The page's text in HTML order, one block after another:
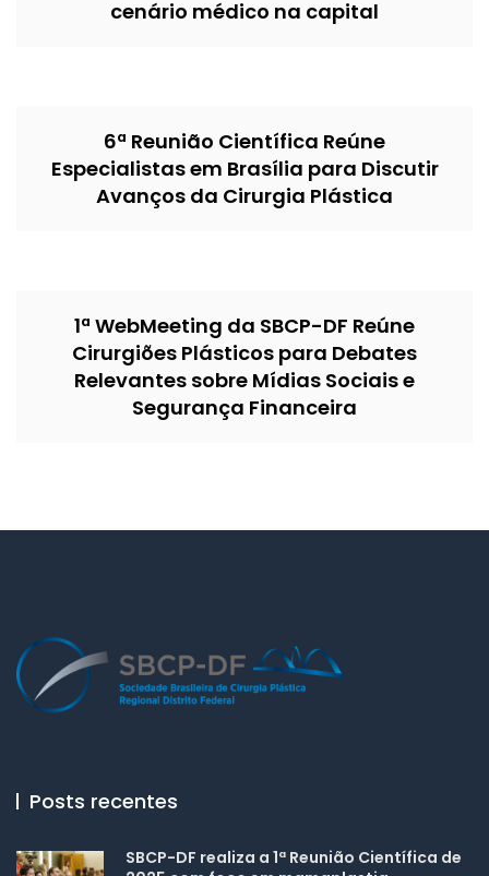
cenário médico na capital
6ª Reunião Científica Reúne
Especialistas em Brasília para Discutir
Avanços da Cirurgia Plástica
1ª WebMeeting da SBCP-DF Reúne
Cirurgiões Plásticos para Debates
Relevantes sobre Mídias Sociais e
Segurança Financeira
Posts recentes
SBCP-DF realiza a 1ª Reunião Científica de